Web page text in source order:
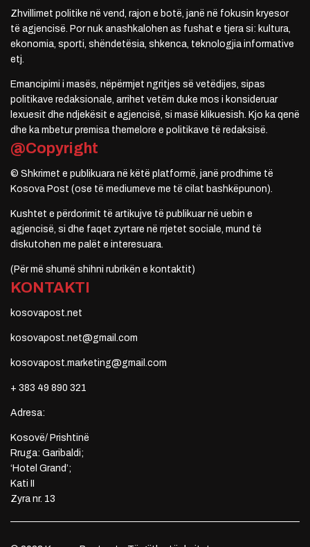
Zhvillimet politike në vend, rajon e botë, janë në fokusin kryesor
të agjencisë. Por nuk anashkalohen as fushat e tjera si: kultura,
ekonomia, sporti, shëndetësia, shkenca, teknologjia informative
etj.
Emancipimi i masës, nëpërmjet ngritjes së vetëdijes, sipas
politikave redaksionale, arrihet vetëm duke mos i konsideruar
lexuesit dhe ndjekësit e agjencisë, si masë klikuesish. Kjo ka qenë
dhe ka mbetur premisa themelore e politikave të redaksisë.
@Copyright
© Shkrimet e publikuara në këtë platformë, janë prodhime të
Kosova Post (ose të mediumeve me të cilat bashkëpunon).
Kushtet e përdorimit të artikujve të publikuar në uebin e
agjencisë, si dhe faqet zyrtare në rrjetet sociale, mund të
diskutohen me palët e interesuara.
(Për më shumë shihni rubrikën e kontaktit)
KONTAKTI
kosovapost.net
kosovapost.net@gmail.com
kosovapost.marketing@gmail.com
+ 383 49 890 321
Adresa:
Kosovë/ Prishtinë
Rruga: Garibaldi;
‘Hotel Grand’;
Kati II
Zyra nr. 13